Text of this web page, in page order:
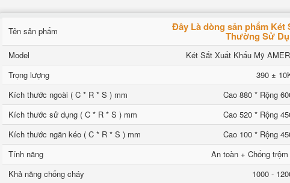
Tên sản phẩm Đây Là dòng sản phẩm Két
Thường Sử
Model
Két Sắt Xuất Khẩu Mỹ
Trọng lượng
390 ±
Kích thước ngoài ( C * R * S ) mm
Cao 880 * Rộng
Kích thước sử dụng ( C * R * S ) mm
Cao 520 * Rộng
Kích thước ngăn kéo ( C * R * S ) mm
Cao 100 * Rộng
Tính năng
An toàn + Chống
Khả năng chống cháy
1000 -